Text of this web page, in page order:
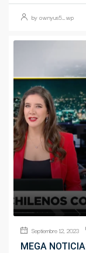
by ownyus5_wp
Septiembre 12, 2023
MEGA